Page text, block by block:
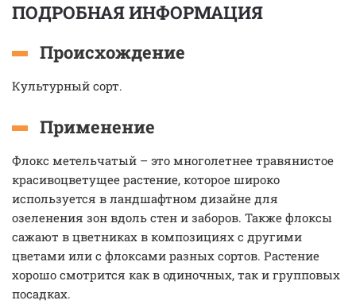
ПОДРОБНАЯ ИНФОРМАЦИЯ
Происхождение
Культурный сорт.
Применение
Флокс метельчатый – это многолетнее травянистое
красивоцветущее растение, которое широко
используется в ландшафтном дизайне для
озеленения зон вдоль стен и заборов. Также флоксы
сажают в цветниках в композициях с другими
цветами или с флоксами разных сортов. Растение
хорошо смотрится как в одиночных, так и групповых
посадках.